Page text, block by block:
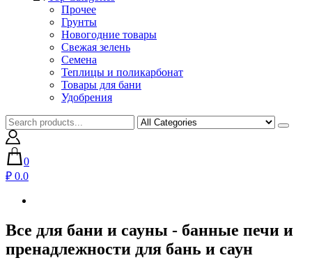
Прочее
Грунты
Новогодние товары
Свежая зелень
Семена
Теплицы и поликарбонат
Товары для бани
Удобрения
0
₽ 0.0
Все для бани и сауны - банные печи и
пренадлежности для бань и саун